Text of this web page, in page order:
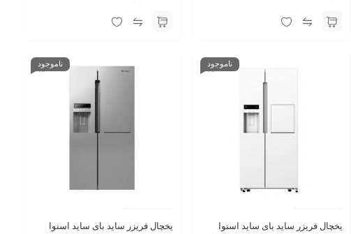
ناموجود
یخچال فریزر ساید بای ساید اسنوا
ناموجود
یخچال فریزر ساید بای ‌ساید اسنوا